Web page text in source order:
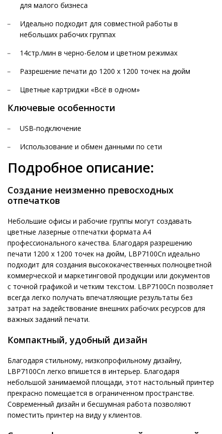
для малого бизнеса
Идеально подходит для совместной работы в
небольших рабочих группах
14стр./мин в черно-белом и цветном режимах
Разрешение печати до 1200 x 1200 точек на дюйм
Цветные картриджи «Всё в одном»
Ключевые особенности
USB-подключение
Использование и обмен данными по сети
Подробное описание:
Создание неизменно превосходных
отпечатков
Небольшие офисы и рабочие группы могут создавать
цветные лазерные отпечатки формата A4
профессионального качества. Благодаря разрешению
печати 1200 x 1200 точек на дюйм, LBP7100Cn идеально
подходит для создания высококачественных полноцветной
коммерческой и маркетинговой продукции или документов
с точной графикой и четким текстом. LBP7100Cn позволяет
всегда легко получать впечатляющие результаты без
затрат на задействование внешних рабочих ресурсов для
важных заданий печати.
Компактный, удобный дизайн
Благодаря стильному, низкопрофильному дизайну,
LBP7100Cn легко впишется в интерьер. Благодаря
небольшой занимаемой площади, этот настольный принтер
прекрасно помещается в ограниченном пространстве.
Современный дизайн и бесшумная работа позволяют
поместить принтер на виду у клиентов.